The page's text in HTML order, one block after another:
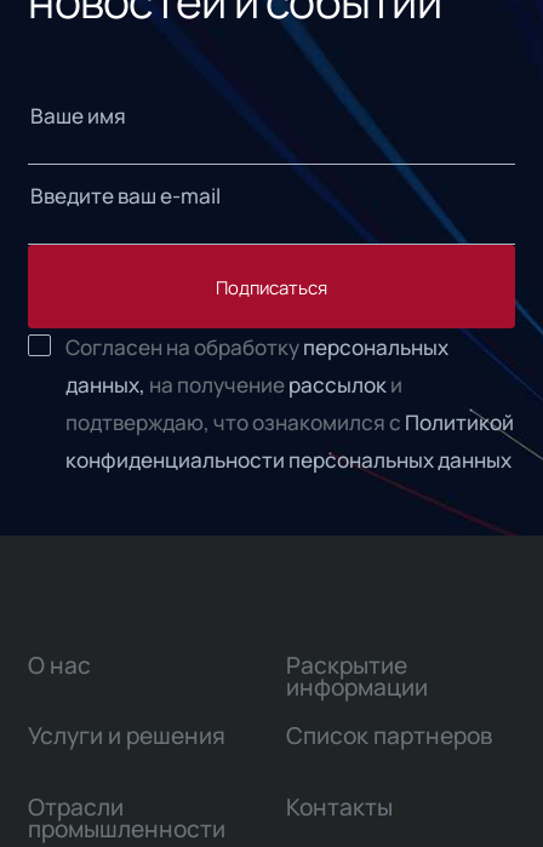
Подписаться
Согласен на обработкуперсональных
данных, на получениерассылоки
подтверждаю, что ознакомился с Политикой
конфиденциальности персональных данных
О нас
Услуги и решения
Отрасли
промышленности
Раскрытие
информации
Список партнеров
Контакты